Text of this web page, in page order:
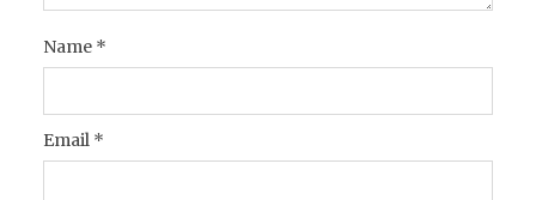
Name *
Email *